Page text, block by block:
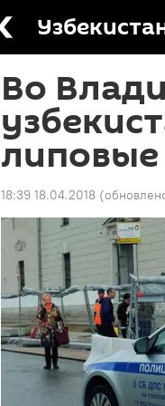
Во
липовые
18:39 18.04.2018